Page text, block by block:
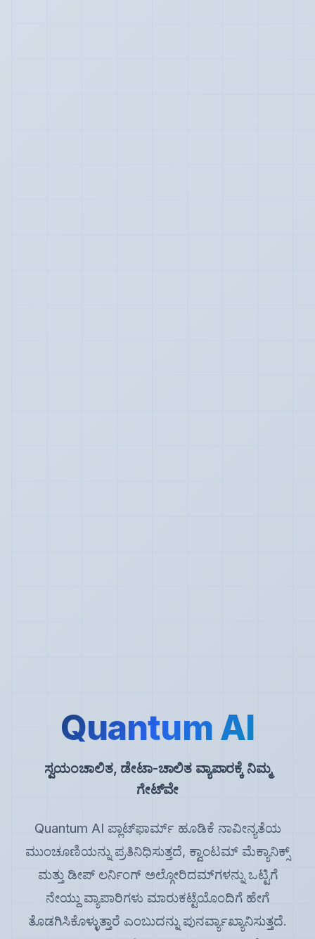
Quantum AI
ಸ್ವಯಂಚಾಲಿತ, ಡೇಟಾ-ಚಾಲಿತ ವ್ಯಾಪಾರಕ್ಕೆ ನಿಮ್ಮ
ಗೇಟ್‌ವೇ
Quantum AI ಪ್ಲಾಟ್‌ಫಾರ್ಮ್ ಹೂಡಿಕೆ ನಾವೀನ್ಯತೆಯ
ಮುಂಚೂಣಿಯನ್ನು ಪ್ರತಿನಿಧಿಸುತ್ತದೆ, ಕ್ವಾಂಟಮ್ ಮೆಕ್ಯಾನಿಕ್ಸ್
ಮತ್ತು ಡೀಪ್ ಲರ್ನಿಂಗ್ ಅಲ್ಗೋರಿದಮ್‌ಗಳನ್ನು ಒಟ್ಟಿಗೆ
ನೇಯ್ದು ವ್ಯಾಪಾರಿಗಳು ಮಾರುಕಟ್ಟೆಯೊಂದಿಗೆ ಹೇಗೆ
ತೊಡಗಿಸಿಕೊಳ್ಳುತ್ತಾರೆ ಎಂಬುದನ್ನು ಪುನರ್ವ್ಯಾಖ್ಯಾನಿಸುತ್ತದೆ.